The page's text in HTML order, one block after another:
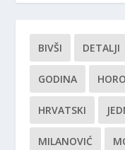
BIVŠI DETALJI
GODINA
HRVATSKI
MILANOVIĆ